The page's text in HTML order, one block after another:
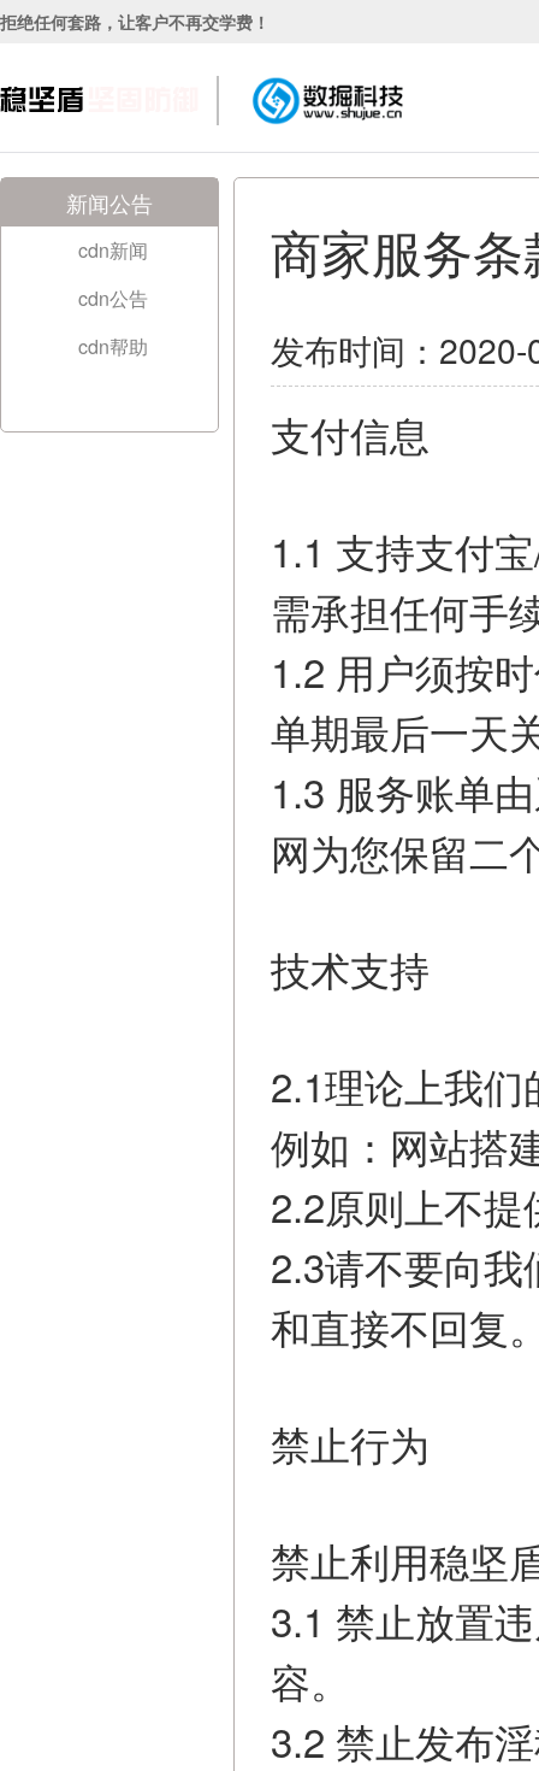
拒绝任何套路，让客户不再交学费！
新闻公告
cdn新闻
cdn公告
cdn帮助
商家服务条
发布时间：2020-
支付信息
1.1 支持支付
需承担任何手
1.2 用户须按
单期最后一天
1.3 服务账单
网为您保留二
技术支持
2.1理论上我
例如：网站搭
2.2原则上不
2.3请不要向
和直接不回复
禁止行为
禁止利用稳坚
3.1 禁止放置
容。
3.2 禁止发布